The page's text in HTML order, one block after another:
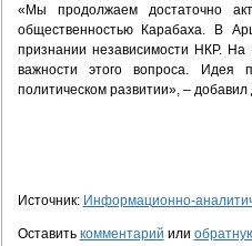
«Мы продолжаем достаточно
общественностью Карабаха. В
признании независимости НКР.
важности этого вопроса. Идея
политическом развитии», – добавил
Источник: Информационно-
Оставить комментарий или